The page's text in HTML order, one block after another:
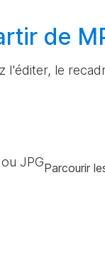
de
l'éditer, le
JPGParcourir